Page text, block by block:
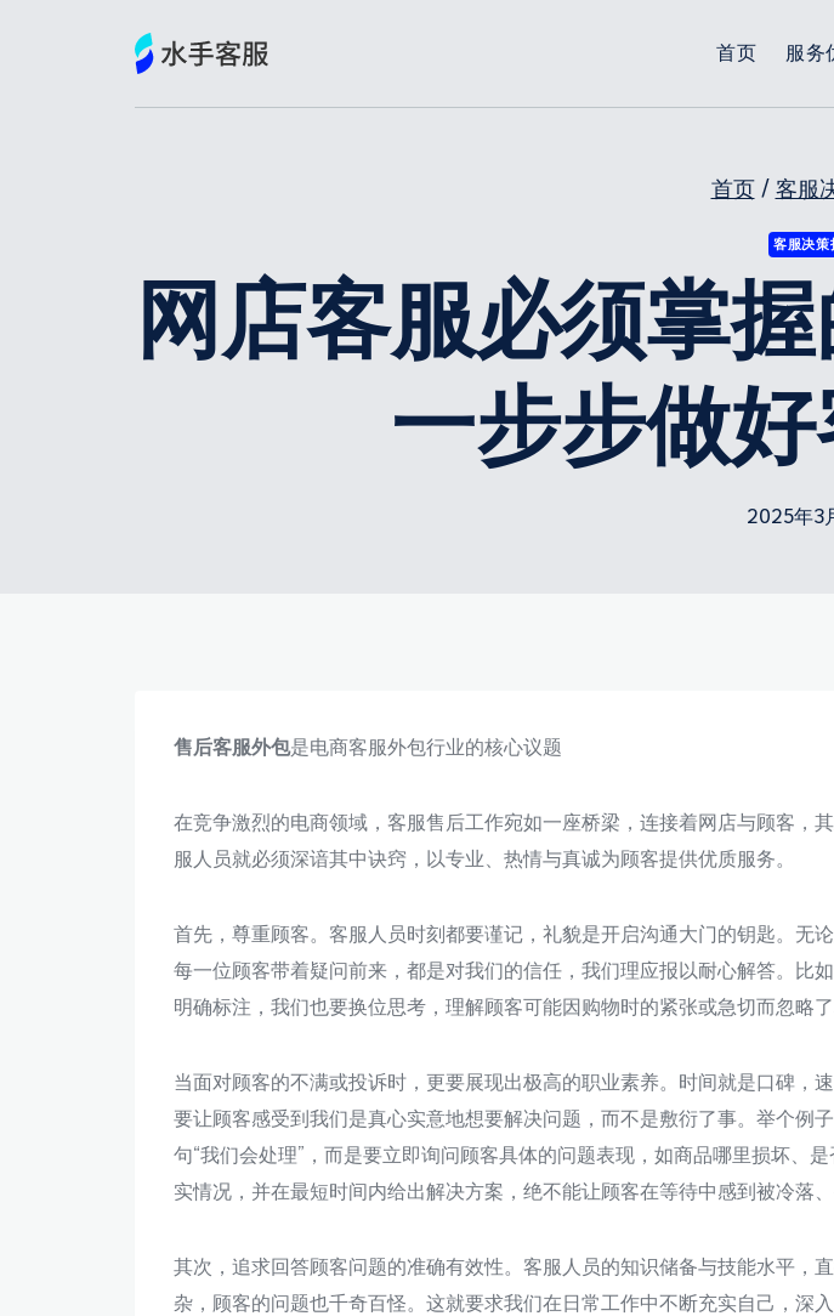
首页 服务
首页 / 客服
客服决策
网店客服必须掌
一步步做好
2025年3
售后客服外包是电商客服外包行业的核心议题
在竞争激烈的电商领域，客服售后工作宛如一座桥梁，连接着网店与顾客，
服人员就必须深谙其中诀窍，以专业、热情与真诚为顾客提供优质服务。
首先，尊重顾客。客服人员时刻都要谨记，礼貌是开启沟通大门的钥匙。无
每一位顾客带着疑问前来，都是对我们的信任，我们理应报以耐心解答。比
明确标注，我们也要换位思考，理解顾客可能因购物时的紧张或急切而忽略
当面对顾客的不满或投诉时，更要展现出极高的职业素养。时间就是口碑，
要让顾客感受到我们是真心实意地想要解决问题，而不是敷衍了事。举个例
句“我们会处理”，而是要立即询问顾客具体的问题表现，如商品哪里损坏、
实情况，并在最短时间内给出解决方案，绝不能让顾客在等待中感到被冷落、
其次，追求回答顾客问题的准确有效性。客服人员的知识储备与技能水平，
杂，顾客的问题也千奇百怪。这就要求我们在日常工作中不断充实自己，